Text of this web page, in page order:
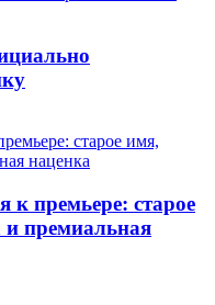
к премьере: старое
премиальная